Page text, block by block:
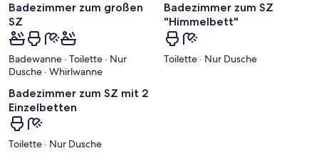
Badezimmer zum großen
SZ
Badewanne · Toilette · Nur
Dusche · Whirlwanne
Badezimmer zum SZ
"Himmelbett"
Toilette · Nur Dusche
Badezimmer zum SZ mit 2
Einzelbetten
Toilette · Nur Dusche